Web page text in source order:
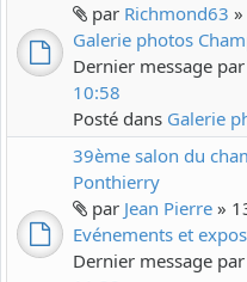
par Richmond63
Galerie photos
Dernier message par
10:58
Posté dans Galerie
39ème salon du
Ponthierry
par Jean Pierre »
Evénements et
Dernier message par